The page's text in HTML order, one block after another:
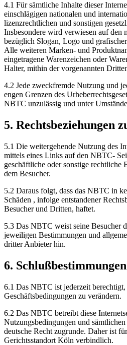
4.1 Für sämtliche Inhalte dieser
einschlägigen nationalen und
lizenzrechtlichen und sonstigen
Insbesondere wird verwiesen auf den
bezüglich Slogan, Logo und
Alle weiteren Marken- und
eingetragene Warenzeichen oder
Halter, mithin der vorgenannten
4.2 Jede zweckfremde Nutzung und
engen Grenzen des
NBTC unzulässig und unter
5. Rechtsbeziehungen
5.1 Die weitergehende Nutzung des
mittels eines Links auf den NBTC-
geschäftliche oder sonstige
dem Besucher.
5.2 Daraus folgt, dass das NBTC in
Schäden , infolge entstandener
Besucher und Dritten, haftet.
5.3 Das NBTC weist seine Besucher
jeweiligen Bestimmungen und
dritter Anbieter hin.
6. Schlußbestimmungen
6.1 Das NBTC ist jederzeit
Geschäftsbedingungen zu verändern.
6.2 Das NBTC betreibt diese
Nutzungsbedingungen und
deutsche Recht zugrunde. Daher ist
Gerichtsstandort Köln verbindlich.